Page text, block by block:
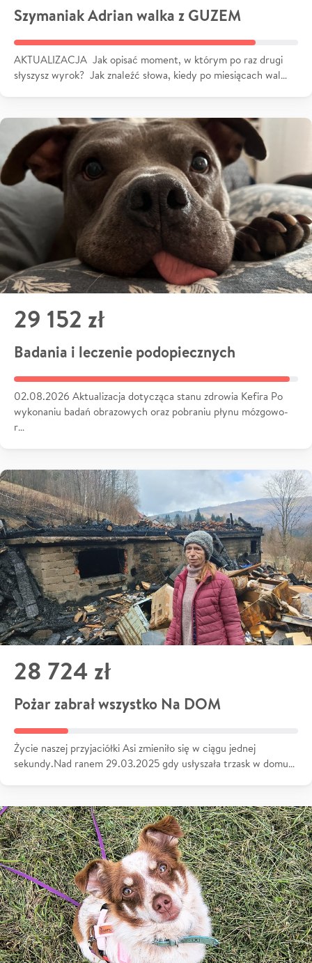
Szymaniak Adrian walka z GUZEM
AKTUALIZACJA Jak opisać moment, w którym po raz drugi
słyszysz wyrok? Jak znaleźć słowa, kiedy po miesiącach wal…
29 152 zł
Badania i leczenie podopiecznych
02.08.2026 Aktualizacja dotycząca stanu zdrowia Kefira Po
wykonaniu badań obrazowych oraz pobraniu płynu mózgowo-
r…
28 724 zł
Pożar zabrał wszystko Na DOM
Życie naszej przyjaciółki Asi zmieniło się w ciągu jednej
sekundy.Nad ranem 29.03.2025 gdy usłyszała trzask w domu…